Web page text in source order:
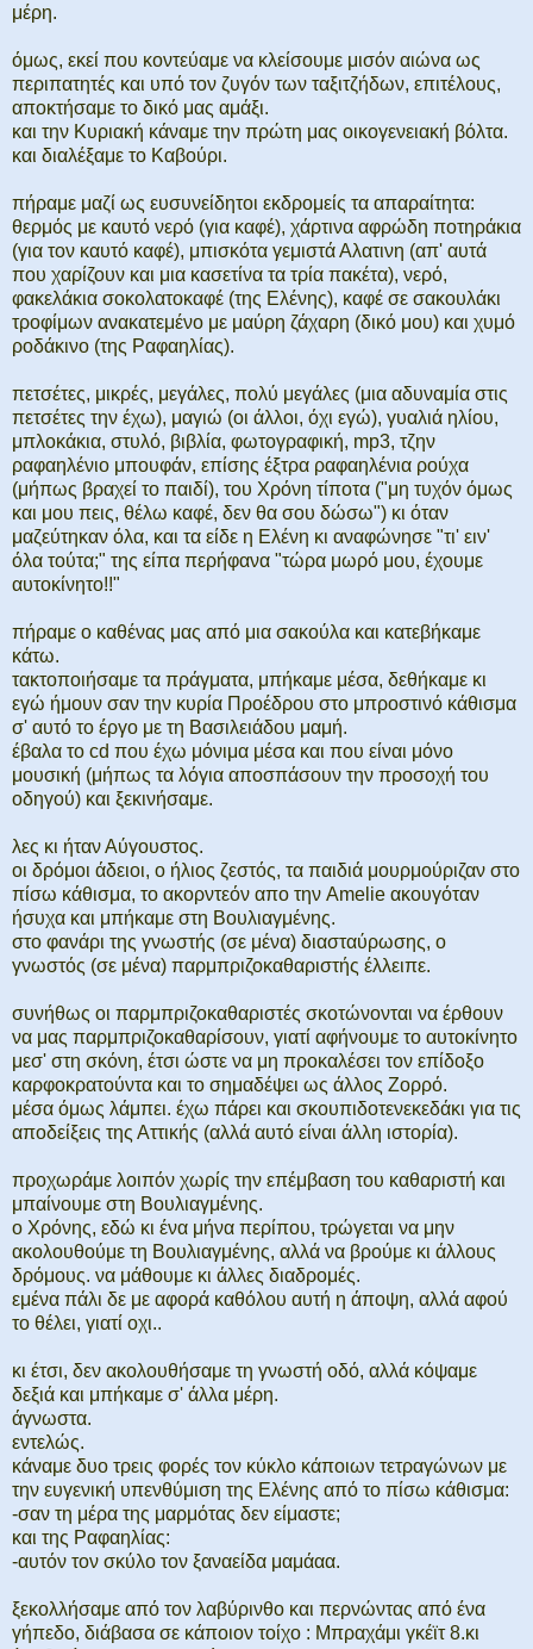
μέρη.
όμως, εκεί που κοντεύαμε να κλείσουμε μισόν αιώνα ως
περιπατητές και υπό τον ζυγόν των ταξιτζήδων, επιτέλους,
αποκτήσαμε το δικό μας αμάξι.
και την Κυριακή κάναμε την πρώτη μας οικογενειακή βόλτα.
και διαλέξαμε το Καβούρι.
πήραμε μαζί ως ευσυνείδητοι εκδρομείς τα απαραίτητα:
θερμός με καυτό νερό (για καφέ), χάρτινα αφρώδη ποτηράκια
(για τον καυτό καφέ), μπισκότα γεμιστά Αλατινη (απ' αυτά
που χαρίζουν και μια κασετίνα τα τρία πακέτα), νερό,
φακελάκια σοκολατοκαφέ (της Ελένης), καφέ σε σακουλάκι
τροφίμων ανακατεμένο με μαύρη ζάχαρη (δικό μου) και χυμό
ροδάκινο (της Ραφαηλίας).
πετσέτες, μικρές, μεγάλες, πολύ μεγάλες (μια αδυναμία στις
πετσέτες την έχω), μαγιώ (οι άλλοι, όχι εγώ), γυαλιά ηλίου,
μπλοκάκια, στυλό, βιβλία, φωτογραφική, mp3, τζην
ραφαηλένιο μπουφάν, επίσης έξτρα ραφαηλένια ρούχα
(μήπως βραχεί το παιδί), του Χρόνη τίποτα ("μη τυχόν όμως
και μου πεις, θέλω καφέ, δεν θα σου δώσω") κι όταν
μαζεύτηκαν όλα, και τα είδε η Ελένη κι αναφώνησε "τι' ειν'
όλα τούτα;" της είπα περήφανα "τώρα μωρό μου, έχουμε
αυτοκίνητο!!"
πήραμε ο καθένας μας από μια σακούλα και κατεβήκαμε
κάτω.
τακτοποιήσαμε τα πράγματα, μπήκαμε μέσα, δεθήκαμε κι
εγώ ήμουν σαν την κυρία Προέδρου στο μπροστινό κάθισμα
σ' αυτό το έργο με τη Βασιλειάδου μαμή.
έβαλα το cd που έχω μόνιμα μέσα και που είναι μόνο
μουσική (μήπως τα λόγια αποσπάσουν την προσοχή του
οδηγού) και ξεκινήσαμε.
λες κι ήταν Αύγουστος.
οι δρόμοι άδειοι, ο ήλιος ζεστός, τα παιδιά μουρμούριζαν στο
πίσω κάθισμα, το ακορντεόν απο την Amelie ακουγόταν
ήσυχα και μπήκαμε στη Βουλιαγμένης.
στο φανάρι της γνωστής (σε μένα) διασταύρωσης, ο
γνωστός (σε μένα) παρμπριζοκαθαριστής έλλειπε.
συνήθως οι παρμπριζοκαθαριστές σκοτώνονται να έρθουν
να μας παρμπριζοκαθαρίσουν, γιατί αφήνουμε το αυτοκίνητο
μεσ' στη σκόνη, έτσι ώστε να μη προκαλέσει τον επίδοξο
καρφοκρατούντα και το σημαδέψει ως άλλος Ζορρό.
μέσα όμως λάμπει. έχω πάρει και σκουπιδοτενεκεδάκι για τις
αποδείξεις της Αττικής (αλλά αυτό είναι άλλη ιστορία).
προχωράμε λοιπόν χωρίς την επέμβαση του καθαριστή και
μπαίνουμε στη Βουλιαγμένης.
ο Χρόνης, εδώ κι ένα μήνα περίπου, τρώγεται να μην
ακολουθούμε τη Βουλιαγμένης, αλλά να βρούμε κι άλλους
δρόμους. να μάθουμε κι άλλες διαδρομές.
εμένα πάλι δε με αφορά καθόλου αυτή η άποψη, αλλά αφού
το θέλει, γιατί οχι..
κι έτσι, δεν ακολουθήσαμε τη γνωστή οδό, αλλά κόψαμε
δεξιά και μπήκαμε σ' άλλα μέρη.
άγνωστα.
εντελώς.
κάναμε δυο τρεις φορές τον κύκλο κάποιων τετραγώνων με
την ευγενική υπενθύμιση της Ελένης από το πίσω κάθισμα:
-σαν τη μέρα της μαρμότας δεν είμαστε;
και της Ραφαηλίας:
-αυτόν τον σκύλο τον ξαναείδα μαμάαα.
ξεκολλήσαμε από τον λαβύρινθο και περνώντας από ένα
γήπεδο, διάβασα σε κάποιον τοίχο : Μπραχάμι γκέϊτ 8.κι